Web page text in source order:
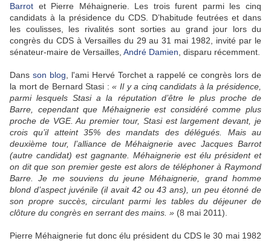
Barrot et Pierre Méhaignerie. Les trois furent parmi les cinq
candidats à la présidence du CDS. D’habitude feutrées et dans
les coulisses, les rivalités sont sorties au grand jour lors du
congrès du CDS à Versailles du 29 au 31 mai 1982, invité par le
sénateur-maire de Versailles, André Damien , disparu récemment.
Dans son blog , l'ami Hervé Torchet a rappelé ce congrès lors de
la mort de Bernard Stasi :« Il y a cinq candidats à la présidence,
parmi lesquels Stasi a la réputation d’être le plus proche de
Barre, cependant que Méhaignerie est considéré comme plus
proche de VGE. Au premier tour, Stasi est largement devant, je
crois qu’il atteint 35% des mandats des délégués. Mais au
deuxième tour, l’alliance de Méhaignerie avec Jacques Barrot
(autre candidat) est gagnante. Méhaignerie est élu président et
on dit que son premier geste est alors de téléphoner à Raymond
Barre. Je me souviens du jeune Méhaignerie, grand homme
blond d’aspect juvénile (il avait 42 ou 43 ans), un peu étonné de
son propre succès, circulant parmi les tables du déjeuner de
clôture du congrès en serrant des mains. » (8 mai 2011).
Pierre Méhaignerie fut donc élu président du CDS le 30 mai 1982